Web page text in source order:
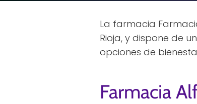
La farmacia
Rioja, y dispone de
opciones de
Farmacia